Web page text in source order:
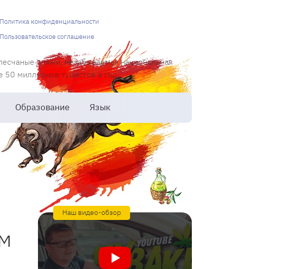
пляжи, незабываемая национальная
50 миллионов туристов в год.
Образование Язык
Политика конфиденциальности
Пользовательское соглашение
Наш видео-обзор